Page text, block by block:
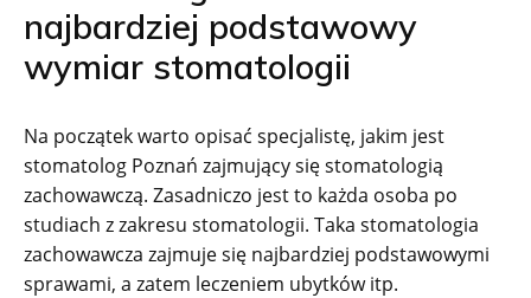
najbardziej podstawowy
wymiar stomatologii
Na początek warto opisać specjalistę, jakim jest
stomatolog Poznań zajmujący się stomatologią
zachowawczą. Zasadniczo jest to każda osoba po
studiach z zakresu stomatologii. Taka stomatologia
zachowawcza zajmuje się najbardziej podstawowymi
sprawami, a zatem leczeniem ubytków itp.